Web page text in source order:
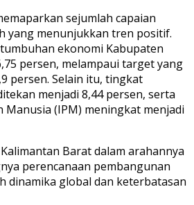
sejumlah capaian
yang menunjukkan tren positif.
ekonomi Kabupaten
persen, melampaui target yang
persen. Selain itu, tingkat
menjadi 8,44 persen, serta
Manusia (IPM) meningkat menjadi
Barat dalam arahannya
perencanaan pembangunan
dinamika global dan keterbatasan